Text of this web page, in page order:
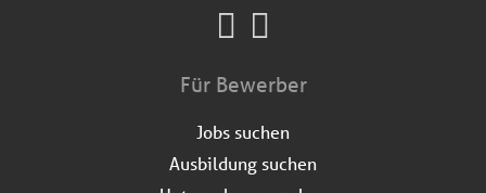
Für Bewerber
Jobs suchen
Ausbildung suchen